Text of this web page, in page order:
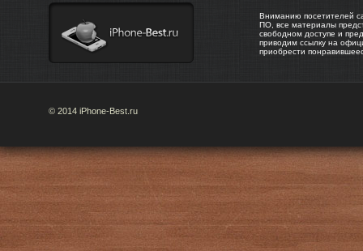
Вниманию посетителей
ПО, все материалы
свободном доступе и
приводим ссылку на
приобрести
© 2014 iPhone-Best.ru